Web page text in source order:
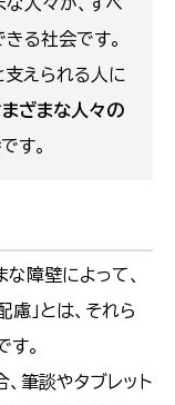
る社会です。
支えられる人に
まざまな人々の
です。
障壁によって、
慮」とは、それら
。
筆談やタブレット